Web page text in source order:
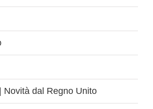
Novità dal Regno Unito